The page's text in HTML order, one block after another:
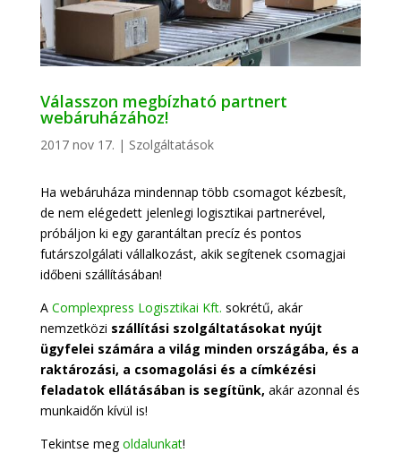
Válasszon megbízható partnert
webáruházához!
2017 nov 17. | Szolgáltatások
Ha webáruháza mindennap több csomagot kézbesít,
de nem elégedett jelenlegi logisztikai partnerével,
próbáljon ki egy garantáltan precíz és pontos
futárszolgálati vállalkozást, akik segítenek csomagjai
időbeni szállításában!
A Complexpress Logisztikai Kft. sokrétű, akár
nemzetközi szállítási szolgáltatásokat nyújt
ügyfelei számára a világ minden országába, és a
raktározási, a csomagolási és a címkézési
feladatok ellátásában is segítünk, akár azonnal és
munkaidőn kívül is!
Tekintse megoldalunkat!